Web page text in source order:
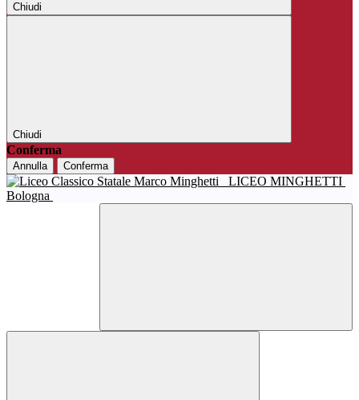
Chiudi
Chiudi
Conferma
Annulla Conferma
LICEO MINGHETTI
Bologna